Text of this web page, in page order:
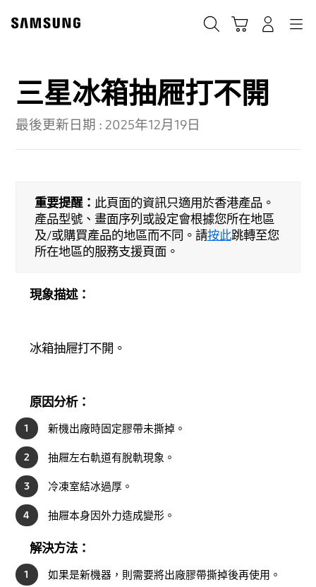
content
三星冰箱抽屜打不開
最後更新日期 :2025年12月19日
重要提醒： 此頁面的資訊只適用於香港產品。
產品型號、畫面序列或設定會根據您所在地區
及/或購買產品的地區而不同。請按此跳轉至您
所在地區的服務支援頁面。
現象描述：
冰箱抽屜打不開。
原因分析：
1 新機出廠時固定膠帶未撕掉。
2 抽屜左右軌道有脫軌現象。
3 冷凍室結冰過厚。
4 抽屜本身因外力造成變形。
解決方法：
1 如果是新機器，則需要將出廠膠帶撕掉後再使用。